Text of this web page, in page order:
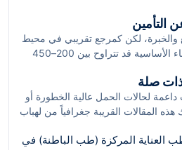
التأمين
لكن كمرجع تقريبي في محيط
لهباب: استشارة أمراض النساء الأساسية قد تتراوح بين 200–450
لذلك يُستحسن التأكد من الشبكة
المعتمدة قبل الزيارة، والاستفادة من عروض sehaSave والكاش باك
صلة
لحالات الحمل عالية الخطورة أو
المقالات القريبة جغرافياً من لهباب
العناية المركزة (طب الباطنة) في